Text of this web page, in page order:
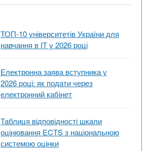
ТОП-10 університетів України для
навчання в ІТ у 2026 році
Електронна заява вступника у
2026 році: як подати через
електронний кабінет
Таблиця відповідності шкали
оцінювання ECTS з національною
системою оцінки